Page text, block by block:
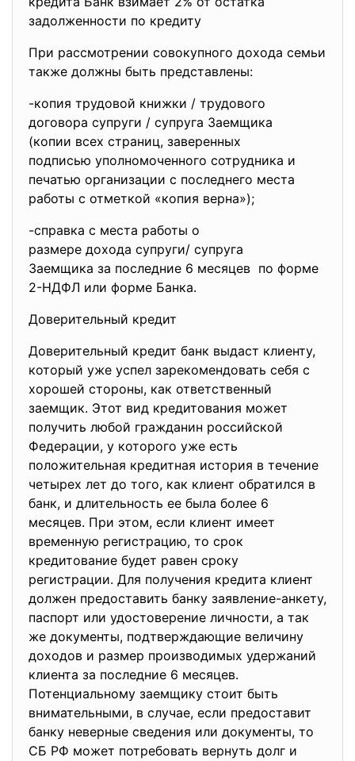
задолженности по кредиту
При рассмотрении совокупного дохода семьи
также должны быть представлены:
-копия трудовой книжки / трудового
договора супруги / супруга Заемщика
(копии всех страниц, заверенных
подписью уполномоченного сотрудника и
печатью организации с последнего места
работы с отметкой «копия верна»);
-справка с места работы о
размере дохода супруги/ супруга
Заемщика за последние 6 месяцев по форме
2-НДФЛ или форме Банка.
Доверительный кредит
Доверительный кредит банк выдаст клиенту,
который уже успел зарекомендовать себя с
хорошей стороны, как ответственный
заемщик. Этот вид кредитования может
получить любой гражданин российской
Федерации, у которого уже есть
положительная кредитная история в течение
четырех лет до того, как клиент обратился в
банк, и длительность ее была более 6
месяцев. При этом, если клиент имеет
временную регистрацию, то срок
кредитование будет равен сроку
регистрации. Для получения кредита клиент
должен предоставить банку заявление-анкету,
паспорт или удостоверение личности, а так
же документы, подтверждающие величину
доходов и размер производимых удержаний
клиента за последние 6 месяцев.
Потенциальному заемщику стоит быть
внимательными, в случае, если предоставит
банку неверные сведения или документы, то
СБ РФ может потребовать вернуть долг и